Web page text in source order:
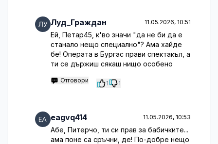
Луд_Граждан 11.05.2026, 10:51
Ей, Петар45, к'во значи "да не би да е
станало нещо специално"? Ама хайде
бе! Операта в Бургас прави спектакъл, а
ти се държиш сякаш нищо особено
Отговори 1 1
eagvq414 11.05.2026, 10:53
Абе, Питерчо, ти си прав за бабичките...
ама поне са сръчни, де! По-добре нещо